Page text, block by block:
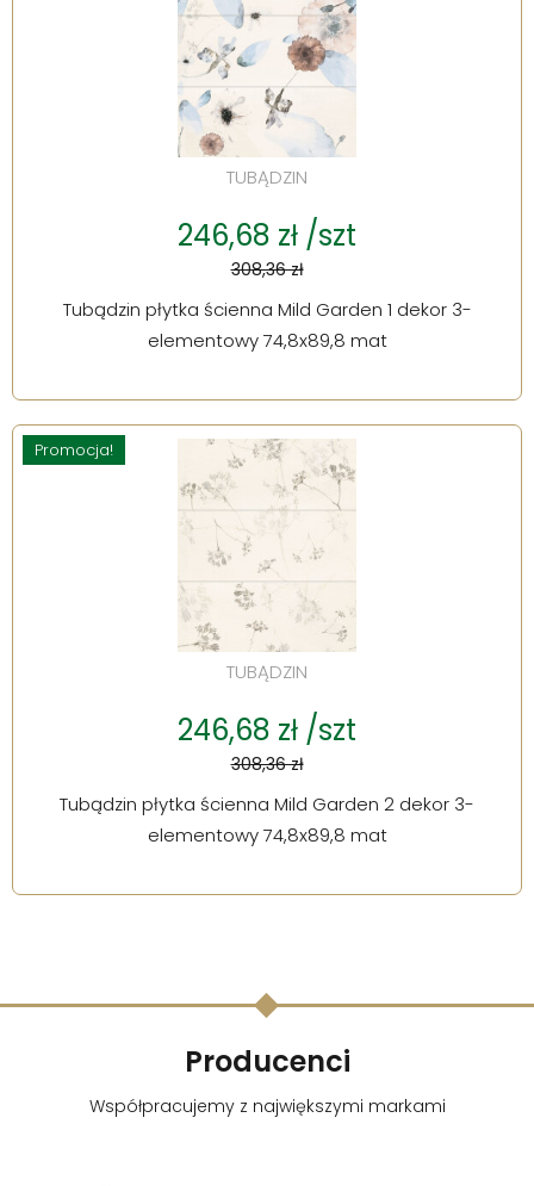
TUBĄDZIN
246,68 zł /szt
308,36 zł
Tubądzin płytka ścienna Mild Garden 1 dekor 3-
elementowy 74,8x89,8 mat
Promocja!
TUBĄDZIN
246,68 zł /szt
308,36 zł
Tubądzin płytka ścienna Mild Garden 2 dekor 3-
elementowy 74,8x89,8 mat
Producenci
Współpracujemy z największymi markami